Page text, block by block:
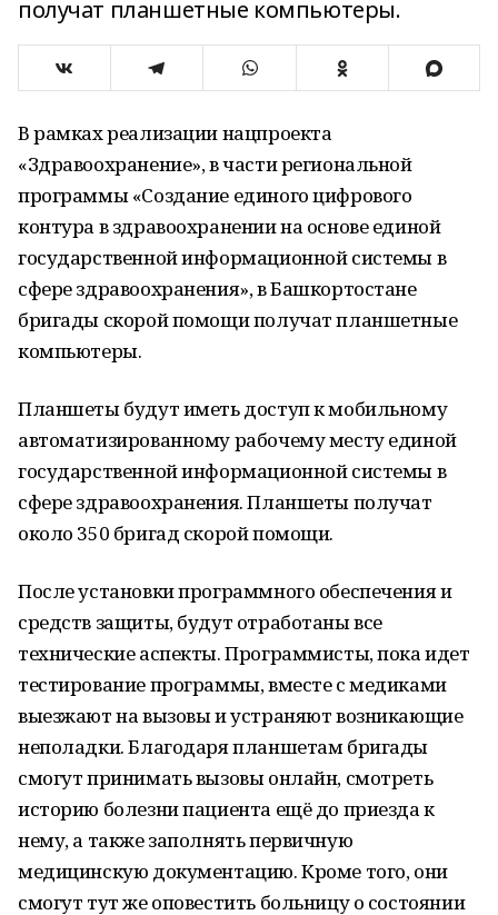
получат планшетные компьютеры.
В рамках реализации нацпроекта
«Здравоохранение», в части региональной
программы «Создание единого цифрового
контура в здравоохранении на основе единой
государственной информационной системы в
сфере здравоохранения», в Башкортостане
бригады скорой помощи получат планшетные
компьютеры.
Планшеты будут иметь доступ к мобильному
автоматизированному рабочему месту единой
государственной информационной системы в
сфере здравоохранения. Планшеты получат
около 350 бригад скорой помощи.
После установки программного обеспечения и
средств защиты, будут отработаны все
технические аспекты. Программисты, пока идет
тестирование программы, вместе с медиками
выезжают на вызовы и устраняют возникающие
неполадки. Благодаря планшетам бригады
смогут принимать вызовы онлайн, смотреть
историю болезни пациента ещё до приезда к
нему, а также заполнять первичную
медицинскую документацию. Кроме того, они
смогут тут же оповестить больницу о состоянии